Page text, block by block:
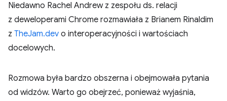
Niedawno Rachel Andrew z zespołu ds. relacji
z deweloperami Chrome rozmawiała z Brianem Rinaldim
z TheJam.dev o interoperacyjności i wartościach
docelowych.
Rozmowa była bardzo obszerna i obejmowała pytania
od widzów. Warto go obejrzeć, ponieważ wyjaśnia,